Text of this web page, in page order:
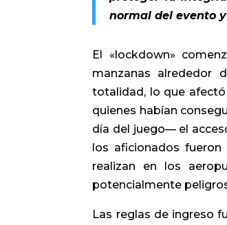
normal del evento
El «lockdown»
manzanas alrededor
totalidad, lo que
quienes habían
día del juego— el
los aficionados
realizan en los
potencialmente
Las reglas de ingreso